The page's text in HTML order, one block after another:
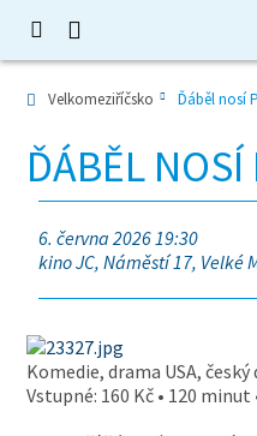
Velkomeziříčsko Ďáběl nosí
ĎÁBĚL
6. června 2026 19:30
kino JC, Náměstí 17, Velké
Komedie, drama USA, český
Vstupné: 160 Kč • 120